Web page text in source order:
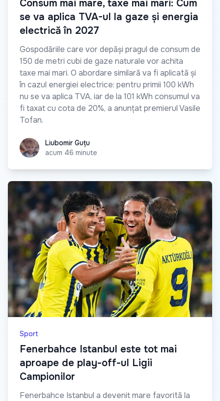
Consum mai mare, taxe mai mari: Cum
se va aplica TVA-ul la gaze și energia
electrică în 2027
Gospodăriile care vor depăși pragul de consum de
150 de metri cubi de gaze naturale vor achita
taxe mai mari. O abordare similară va fi aplicată și
în cazul energiei electrice: pentru primii 100 kWh
nu se va aplica TVA, iar de la 101 kWh consumul va
fi taxat cu cota de 20%, a anunțat premierul Vasile
Tofan.
Liubomir Guțu
Liubomir Guțu
acum 46 minute
Sport
Fenerbahce Istanbul este tot mai
aproape de play-off-ul Ligii
Campionilor
Fenerbahce Istanbul a devenit mare favorită la